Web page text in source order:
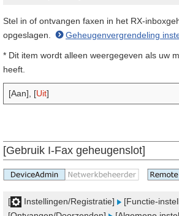
Stel in of ontvangen faxen in het RX-
opgeslagen.
Geheugenvergrendeling
* Dit item wordt alleen weergegeven als uw
heeft.
[Aan], [Uit]
[Gebruik I-Fax geheugenslot]
[ Instellingen/Registratie]
[Functie-